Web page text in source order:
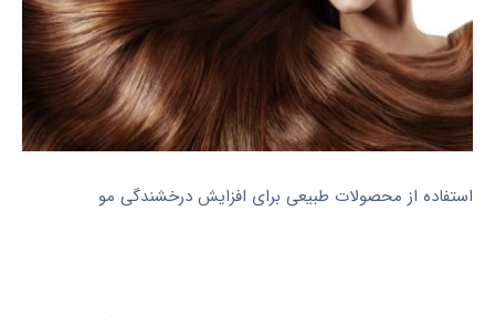
استفاده از محصولات طبیعی برای افزایش درخشندگی مو